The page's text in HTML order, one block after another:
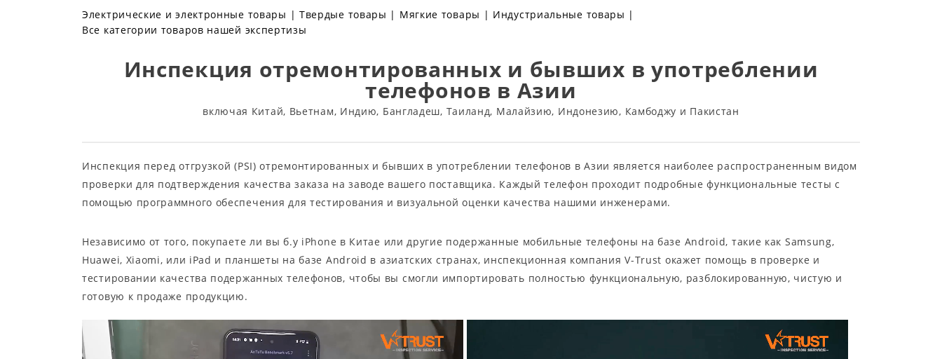
Электрические и электронные товары | Твердые товары | Мягкие товары | Индустриальные товары |
Все категории товаров нашей экспертизы
Инспекция отремонтированных и бывших в употреблении
телефонов в Азии
включая Китай, Вьетнам, Индию, Бангладеш, Таиланд, Малайзию, Индонезию, Камбоджу и Пакистан
Инспекция перед отгрузкой (PSI) отремонтированных и бывших в употреблении телефонов в Азии является наиболее распространенным видом
проверки для подтверждения качества заказа на заводе вашего поставщика. Каждый телефон проходит подробные функциональные тесты с
помощью программного обеспечения для тестирования и визуальной оценки качества нашими инженерами.
Независимо от того, покупаете ли вы б.у iPhone в Китае или другие подержанные мобильные телефоны на базе Android, такие как Samsung,
Huawei, Xiaomi, или iPad и планшеты на базе Android в азиатских странах, инспекционная компания V-Trust окажет помощь в проверке и
тестировании качества подержанных телефонов, чтобы вы смогли импортировать полностью функциональную, разблокированную, чистую и
готовую к продаже продукцию.